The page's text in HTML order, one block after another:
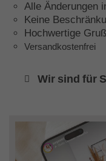
Alle Änderungen
Keine
Hochwertige
Versandkostenfrei
Wir sind für